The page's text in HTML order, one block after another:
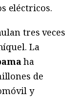
eléctricos.
tres veces
La
ha
de
y